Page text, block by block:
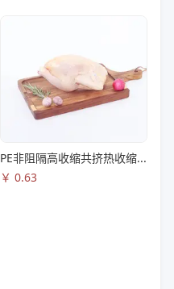
PE非阻隔高收缩共挤热收缩膜S83
￥ 0.63